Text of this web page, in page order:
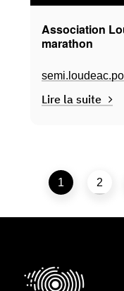
Association
marathon
Lire la suite
1 2